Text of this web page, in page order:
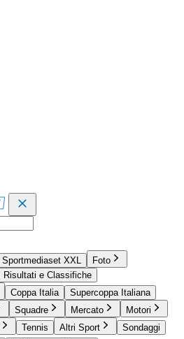
Sportmediaset XXL
Foto
Risultati e Classifiche
Coppa Italia
Supercoppa Italiana
Squadre Mercato
Motori
Tennis Altri Sport
Sondaggi